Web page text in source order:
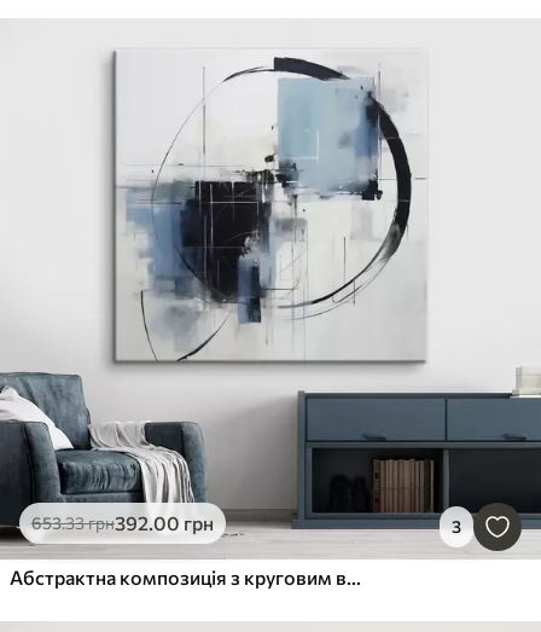
653.33грн392.00 грн 3
Абстрактна композиція з круговим візерунком, імітація живопису